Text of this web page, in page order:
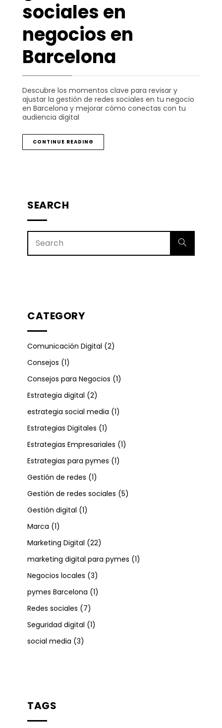
sociales en
negocios en
Barcelona
Descubre los momentos clave para revisar y
ajustar la gestión de redes sociales en tu negocio
en Barcelona y mejorar cómo conectas con tu
audiencia digital
CONTINUE READING
SEARCH
CATEGORY
Comunicación Digital (2)
Consejos (1)
Consejos para Negocios (1)
Estrategia digital (2)
estrategia social media (1)
Estrategias Digitales (1)
Estrategias Empresariales (1)
Estrategias para pymes (1)
Gestión de redes (1)
Gestión de redes sociales (5)
Gestión digital (1)
Marca (1)
Marketing Digital (22)
marketing digital para pymes (1)
Negocios locales (3)
pymes Barcelona (1)
Redes sociales (7)
Seguridad digital (1)
social media (3)
TAGS